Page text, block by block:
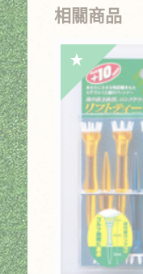
相關商品